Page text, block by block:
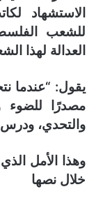
الاستشهاد
للشعب
العدالة لهذا
يقول:
مصدرًا للضوء
والتحدي، ودرس
وهذا الأمل
خلال نصها